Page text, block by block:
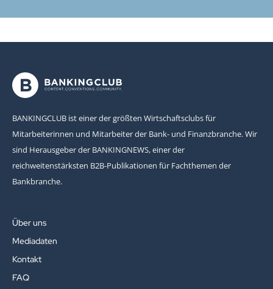
BANKINGCLUB ist einer der größten Wirtschaftsclubs für
Mitarbeiterinnen und Mitarbeiter der Bank- und Finanzbranche. Wir
sind Herausgeber der BANKINGNEWS, einer der
reichweitenstärksten B2B-Publikationen für Fachthemen der
Bankbranche.
Über uns
Mediadaten
Kontakt
FAQ